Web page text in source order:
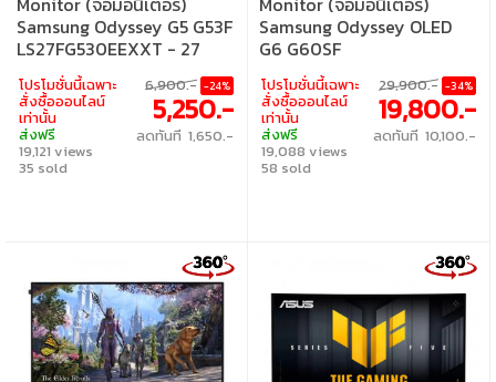
Samsung Odyssey G5 G53F
LS27FG530EEXXT - 27
Inch IPS 2K 200Hz AMD
FreeSync Premium
โปรโมชั่นนี้เฉพาะ
สั่งซื้อออนไลน์
เท่านั้น
ส่งฟรี
19,121 views
35 sold
6,900.- -24%
5,250.-
ลดทันที 1,650.-
Samsung Odyssey OLED
G6 G60SF
LS27FG602SEXXT - 27
Inch OLED 2K 500Hz AMD
Freesync Premium Pro
Nvidia G-Sync Compatible
โปรโมชั่นนี้เฉพาะ
สั่งซื้อออนไลน์
เท่านั้น
ส่งฟรี
19,088 views
58 sold
29,900.- -34%
19,800.-
ลดทันที 10,100.-